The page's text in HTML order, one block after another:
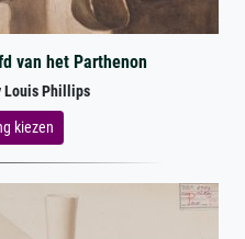
van het Parthenon
Louis Phillips
kiezen